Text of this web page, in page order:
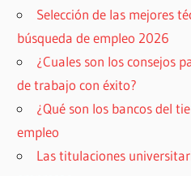
Selección de las mejores
búsqueda de empleo 2026
¿Cuales son los consejos
de trabajo con éxito?
¿Qué son los bancos del
empleo
Las titulaciones